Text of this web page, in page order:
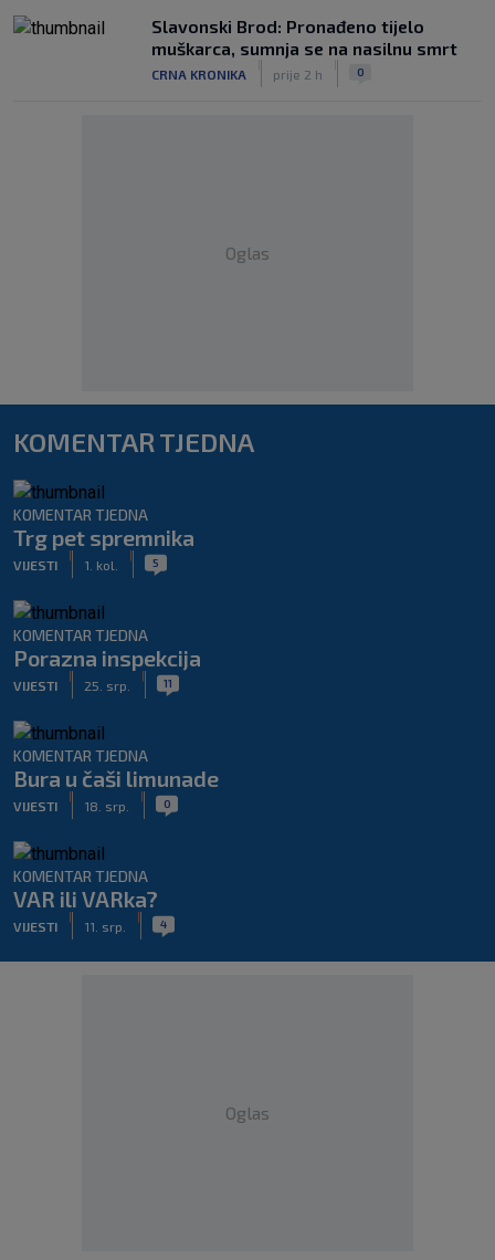
Slavonski Brod: Pronađeno tijelo
muškarca, sumnja se na nasilnu smrt
CRNA KRONIKA prije 2 h 0
Oglas
KOMENTAR TJEDNA
KOMENTAR TJEDNA
Trg pet spremnika
VIJESTI 1. kol. 5
KOMENTAR TJEDNA
Porazna inspekcija
VIJESTI 25. srp. 11
KOMENTAR TJEDNA
Bura u čaši limunade
VIJESTI 18. srp. 0
KOMENTAR TJEDNA
VAR ili VARka?
VIJESTI 11. srp. 4
Oglas